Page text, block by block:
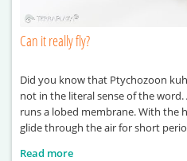
Can it really fly?
Did you know that Ptychozoon
not in the literal sense of the
runs a lobed membrane. With the
glide through the air for short
Read more